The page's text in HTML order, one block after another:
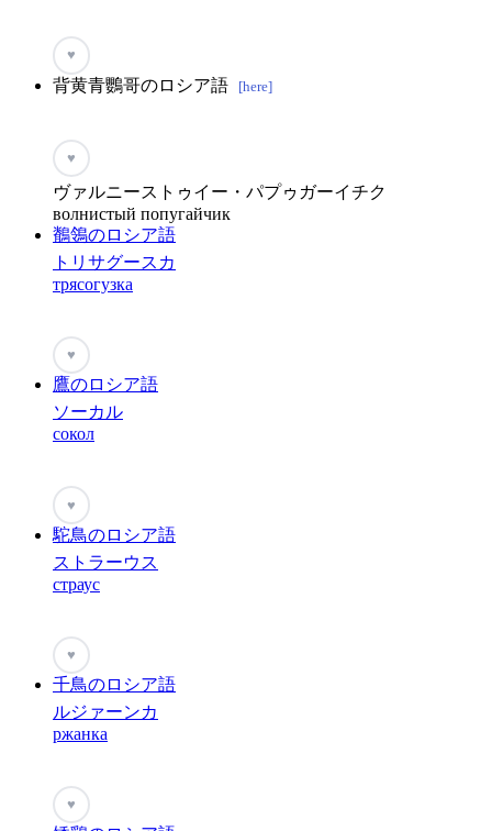
♥
背黄青鸚哥のロシア語 [here]
♥
ヴァルニーストゥイー・パプゥガーイチク
волнистый попугайчик
鶺鴒のロシア語
トリサグースカ
трясогузка
♥
鷹のロシア語
ソーカル
сокол
♥
駝鳥のロシア語
ストラーウス
страус
♥
千鳥のロシア語
ルジァーンカ
ржанка
♥